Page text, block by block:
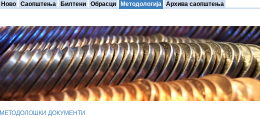
Ново Саопштења Билтени Обрасци Методологија Архива саопштења
МЕТОДОЛОШКИ ДОКУМЕНТИ